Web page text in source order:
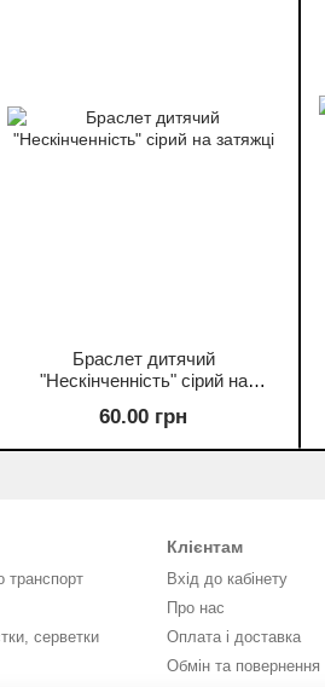
Браслет дитячий
"Нескінченність" сірий на
60.00 грн
транспорт
серветки
Клієнтам
Вхід до кабінету
Про нас
Оплата і доставка
Обмін та повернення